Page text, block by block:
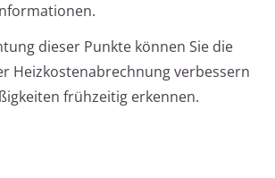
dieser Punkte können Sie die
Heizkostenabrechnung verbessern
frühzeitig erkennen.